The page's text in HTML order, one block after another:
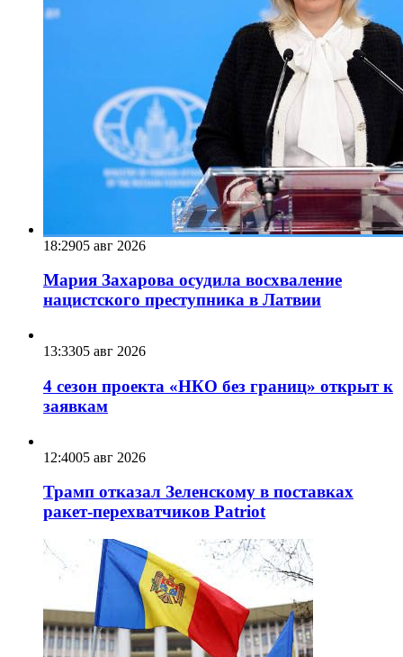
18:2905 авг 2026
Мария Захарова осудила восхваление
нацистского преступника в Латвии
13:3305 авг 2026
4 сезон проекта «НКО без границ» открыт к
заявкам
12:4005 авг 2026
Трамп отказал Зеленскому в поставках
ракет-перехватчиков Patriot